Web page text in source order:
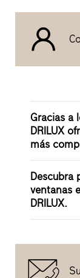
Gracias a
DRILUX
más
Descubra
ventanas
DRILUX.